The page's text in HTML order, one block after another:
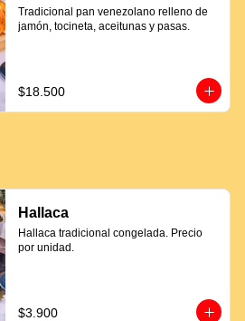
Tradicional pan venezolano relleno de
jamón, tocineta, aceitunas y pasas.
$18.500
Hallaca
Hallaca tradicional congelada. Precio
por unidad.
$3.900